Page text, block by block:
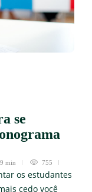
se
9 min 755
os estudantes
cedo você